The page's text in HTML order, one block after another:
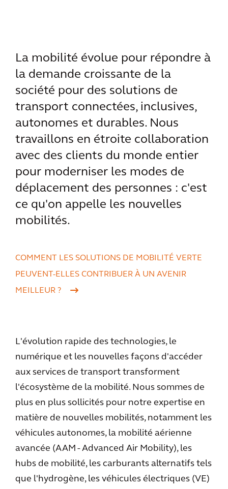
La mobilité évolue pour répondre à
la demande croissante de la
société pour des solutions de
transport connectées, inclusives,
autonomes et durables. Nous
travaillons en étroite collaboration
avec des clients du monde entier
pour moderniser les modes de
déplacement des personnes : c'est
ce qu'on appelle les nouvelles
mobilités.
COMMENT LES SOLUTIONS DE MOBILITÉ VERTE
PEUVENT-ELLES CONTRIBUER À UN AVENIR
MEILLEUR ?
L'évolution rapide des technologies, le
numérique et les nouvelles façons d'accéder
aux services de transport transforment
l'écosystème de la mobilité. Nous sommes de
plus en plus sollicités pour notre expertise en
matière de nouvelles mobilités, notamment les
véhicules autonomes, la mobilité aérienne
avancée (AAM - Advanced Air Mobility), les
hubs de mobilité, les carburants alternatifs tels
que l'hydrogène, les véhicules électriques (VE)